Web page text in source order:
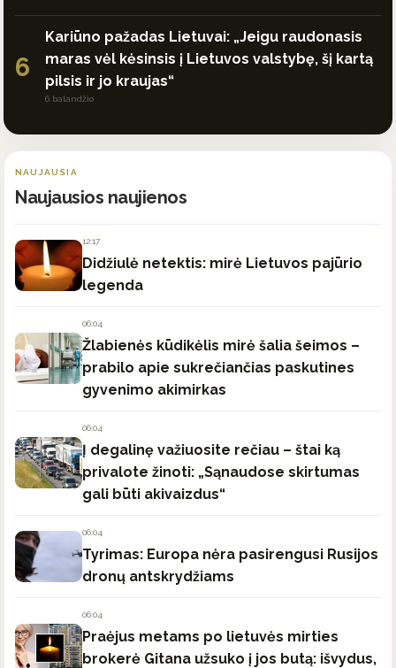
6
Kariūno pažadas Lietuvai: „Jeigu raudonasis
maras vėl kėsinsis į Lietuvos valstybę, šį kartą
pilsis ir jo kraujas“
6 balandžio
NAUJAUSIA
Naujausios naujienos
12:17
Didžiulė netektis: mirė Lietuvos pajūrio
legenda
06:04
Žlabienės kūdikėlis mirė šalia šeimos –
prabilo apie sukrečiančias paskutines
gyvenimo akimirkas
06:04
Į degalinę važiuosite rečiau – štai ką
privalote žinoti: „Sąnaudose skirtumas
gali būti akivaizdus“
06:04
Tyrimas: Europa nėra pasirengusi Rusijos
dronų antskrydžiams
06:04
Praėjus metams po lietuvės mirties
brokerė Gitana užsuko į jos butą: išvydus,